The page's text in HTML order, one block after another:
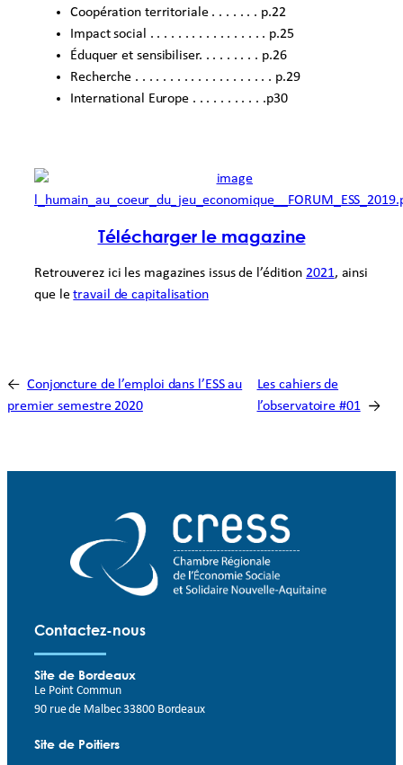
Coopération territoriale . . . . . . . p.22
Impact social . . . . . . . . . . . . . . . . . p.25
Éduquer et sensibiliser. . . . . . . . . p.26
Recherche . . . . . . . . . . . . . . . . . . . . p.29
International Europe . . . . . . . . . . .p30
Télécharger le magazine
Retrouverez ici les magazines issus de l’édition 2021, ainsi
que letravail de capitalisation
← Conjoncture de l’emploi dans l’ESS au
premier semestre 2020
Les cahiers de
l’observatoire #01 →
Contactez-nous
Site de Bordeaux
Le Point Commun
90 rue de Malbec 33800 Bordeaux
Site de Poitiers